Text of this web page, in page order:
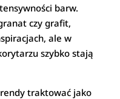
barw.
czy grafit,
ale w
szybko stają
traktować jako